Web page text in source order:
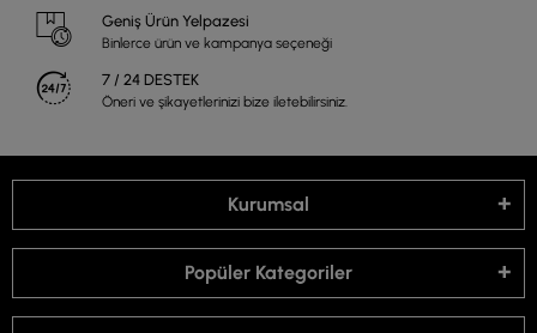
Geniş Ürün Yelpazesi
Binlerce ürün ve kampanya seçeneği
7 / 24 DESTEK
Öneri ve şikayetlerinizi bize iletebilirsiniz.
Kurumsal
Popüler Kategoriler